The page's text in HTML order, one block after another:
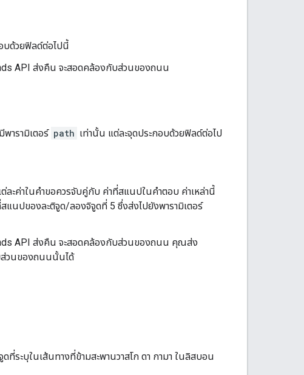
บด้วยฟิลด์ต่อไปนี้
API ส่งคืน จะสอดคล้องกับส่วนของถนน
พารามิเตอร์ path เท่านั้น แต่ละจุดประกอบด้วยฟิลด์ต่อไป
ละค่าในคำขอควรจับคู่กับ ค่าที่สแนปในคำตอบ ค่าเหล่านี้
สแนปของละติจูด/ลองจิจูดที่ 5 ซึ่งส่งไปยังพารามิเตอร์
API ส่งคืน จะสอดคล้องกับส่วนของถนน คุณส่ง
ส่วนของถนนนั้นได้
ที่ระบุในเส้นทางที่ข้ามสะพานวาสโก ดา กามา ในลิสบอน